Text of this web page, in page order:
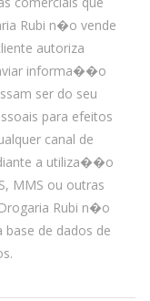
Rubi n�o vende
autoriza
informa��o
ser do seu
para efeitos
canal de
a utiliza��o
MMS ou outras
Rubi n�o
de dados de